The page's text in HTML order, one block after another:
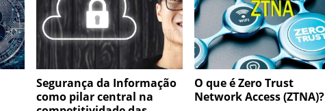
Segurança da Informação
como pilar central na
O que é Zero Trust
Network Access (ZTNA)?